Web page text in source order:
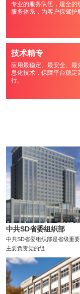
专业的服务队伍，建全的
服务体系，为客户保驾护
技术精专
应用最稳定、最安全、最
息化技术，保障平台稳定
行。
中共SD省委组织部
中共SD省委组织部是省级重要
主要负责党的组...